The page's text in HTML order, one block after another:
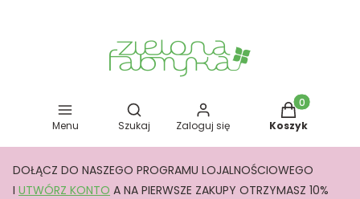
Menu
Otwórz wyszukiwarkę
Szukaj Zaloguj się
Produkty w
Koszyk
DOŁĄCZ DO NASZEGO PROGRAMU LOJALNOŚCIOWEGO
I UTWÓRZ KONTO A NA PIERWSZE ZAKUPY OTRZYMASZ 10%